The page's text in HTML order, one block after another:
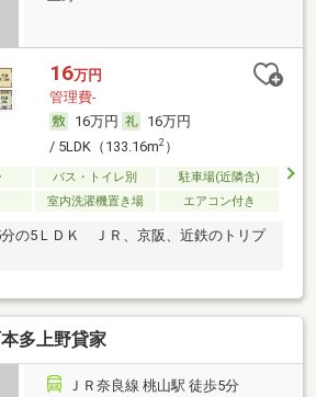
16万円
管理費-
16万円
16万円
/ 5LDK（133.16m2）
バス・トイレ別
駐車場(近隣含)
室内洗濯機置き場 エアコン付き
の5ＬＤＫ ＪＲ、京阪、近鉄のトリプ
多上野貸家
ＪＲ奈良線 桃山駅 徒歩5分